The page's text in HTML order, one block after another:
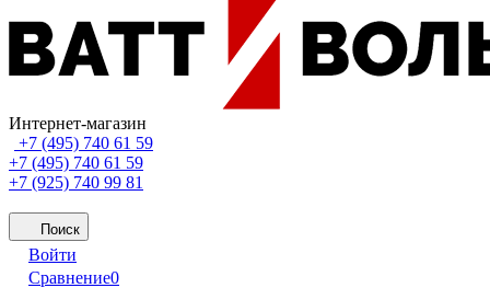
Интернет-магазин
+7 (495) 740 61 59
+7 (495) 740 61 59
+7 (925) 740 99 81
Поиск
Войти
Сравнение0